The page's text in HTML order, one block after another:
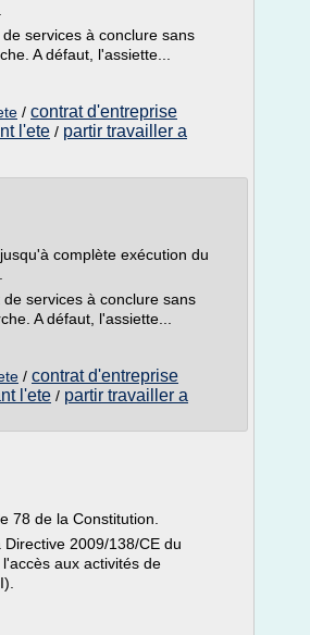
services à conclure sans
A défaut, l'assiette...
/ contrat d'entreprise
l'ete / partir travailler a
complète exécution du
services à conclure sans
A défaut, l'assiette...
/ contrat d'entreprise
l'ete / partir travailler a
78 de la Constitution.
2009/138/CE du
aux activités de